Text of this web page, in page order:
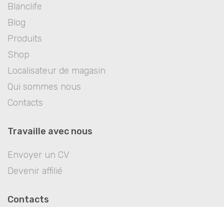
Blanclife
Blog
Produits
Shop
Localisateur de magasin
Qui sommes nous
Contacts
Travaille avec nous
Envoyer un CV
Devenir affilié
Contacts